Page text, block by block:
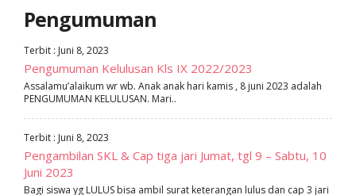
Pengumuman
Terbit : Juni 8, 2023
Pengumuman Kelulusan Kls IX 2022/2023
Assalamu’alaikum wr wb. Anak anak hari kamis , 8 juni 2023 adalah
PENGUMUMAN KELULUSAN. Mari..
Terbit : Juni 8, 2023
Pengambilan SKL & Cap tiga jari Jumat, tgl 9 – Sabtu, 10
Juni 2023
Bagi siswa yg LULUS bisa ambil surat keterangan lulus dan cap 3 jari